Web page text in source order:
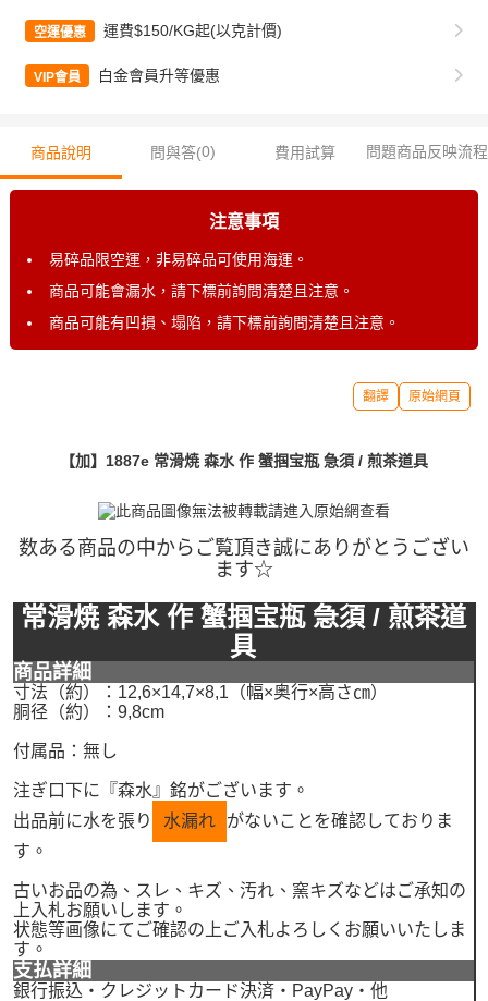
空運優惠 運費$150/KG起(以克計價)
VIP會員 白金會員升等優惠
商品說明 問與答(0) 費用試算 問題商品反映流程
注意事項
易碎品限空運，非易碎品可使用海運。
商品可能會漏水，請下標前詢問清楚且注意。
商品可能有凹損、塌陷，請下標前詢問清楚且注意。
翻譯 原始網頁
【加】1887e 常滑焼 森水 作 蟹掴宝瓶 急須 / 煎茶道具
数ある商品の中からご覧頂き誠にありがとうござい
ます☆
常滑焼 森水 作 蟹掴宝瓶 急須 / 煎茶道
具
商品詳細
寸法（約）：12,6×14,7×8,1（幅×奥行×高さ㎝）
胴径（約）：9,8cm
付属品：無し
注ぎ口下に『森水』銘がございます。
出品前に水を張り
水漏れ
がないことを確認しておりま
す。
古いお品の為、スレ、キズ、汚れ、窯キズなどはご承知の
上入札お願いします。
状態等画像にてご確認の上ご入札よろしくお願いいたしま
す。
支払詳細
銀行振込・クレジットカード決済・PayPay・他